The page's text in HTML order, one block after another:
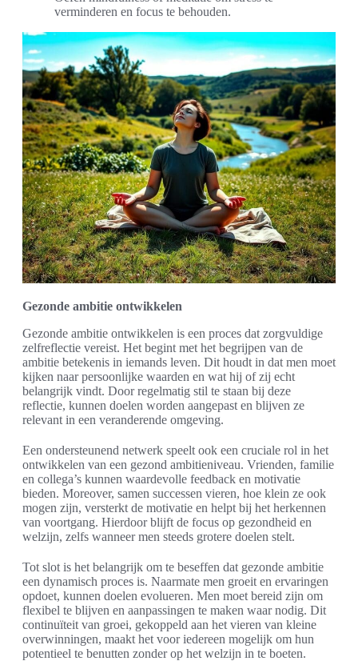
verminderen en focus te behouden.
Gezonde ambitie ontwikkelen
Gezonde ambitie ontwikkelen is een proces dat zorgvuldige
zelfreflectie vereist. Het begint met het begrijpen van de
ambitie betekenis in iemands leven. Dit houdt in dat men moet
kijken naar persoonlijke waarden en wat hij of zij echt
belangrijk vindt. Door regelmatig stil te staan bij deze
reflectie, kunnen doelen worden aangepast en blijven ze
relevant in een veranderende omgeving.
Een ondersteunend netwerk speelt ook een cruciale rol in het
ontwikkelen van een gezond ambitieniveau. Vrienden, familie
en collega’s kunnen waardevolle feedback en motivatie
bieden. Moreover, samen successen vieren, hoe klein ze ook
mogen zijn, versterkt de motivatie en helpt bij het herkennen
van voortgang. Hierdoor blijft de focus op gezondheid en
welzijn, zelfs wanneer men steeds grotere doelen stelt.
Tot slot is het belangrijk om te beseffen dat gezonde ambitie
een dynamisch proces is. Naarmate men groeit en ervaringen
opdoet, kunnen doelen evolueren. Men moet bereid zijn om
flexibel te blijven en aanpassingen te maken waar nodig. Dit
continuïteit van groei, gekoppeld aan het vieren van kleine
overwinningen, maakt het voor iedereen mogelijk om hun
potentieel te benutten zonder op het welzijn in te boeten.